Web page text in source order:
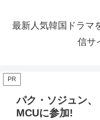
最新人気韓国ドラマ
信サ
PR
パク・ソジュン
MCUに参加!